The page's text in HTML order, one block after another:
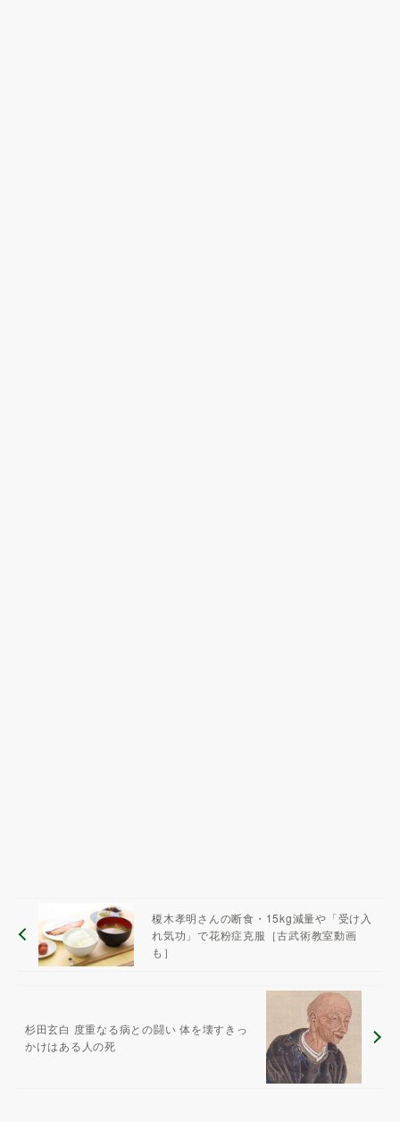
榎木孝明さんの断食・15kg減量や「受け入
れ気功」で花粉症克服［古武術教室動画
も］
杉田玄白 度重なる病との闘い 体を壊すきっ
かけはある人の死